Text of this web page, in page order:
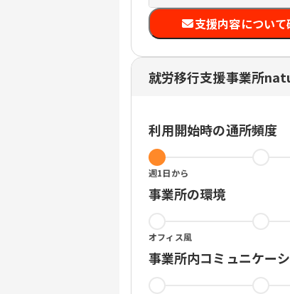
支援内容につい
就労移行支援事業所
利用開始時の通所頻度
週1日から
事業所の環境
オフィス風
事業所内コミュニケー